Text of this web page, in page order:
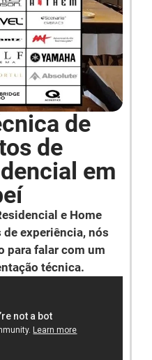
de
de
em
e Home
de experiência, nós
para falar com um
técnica.